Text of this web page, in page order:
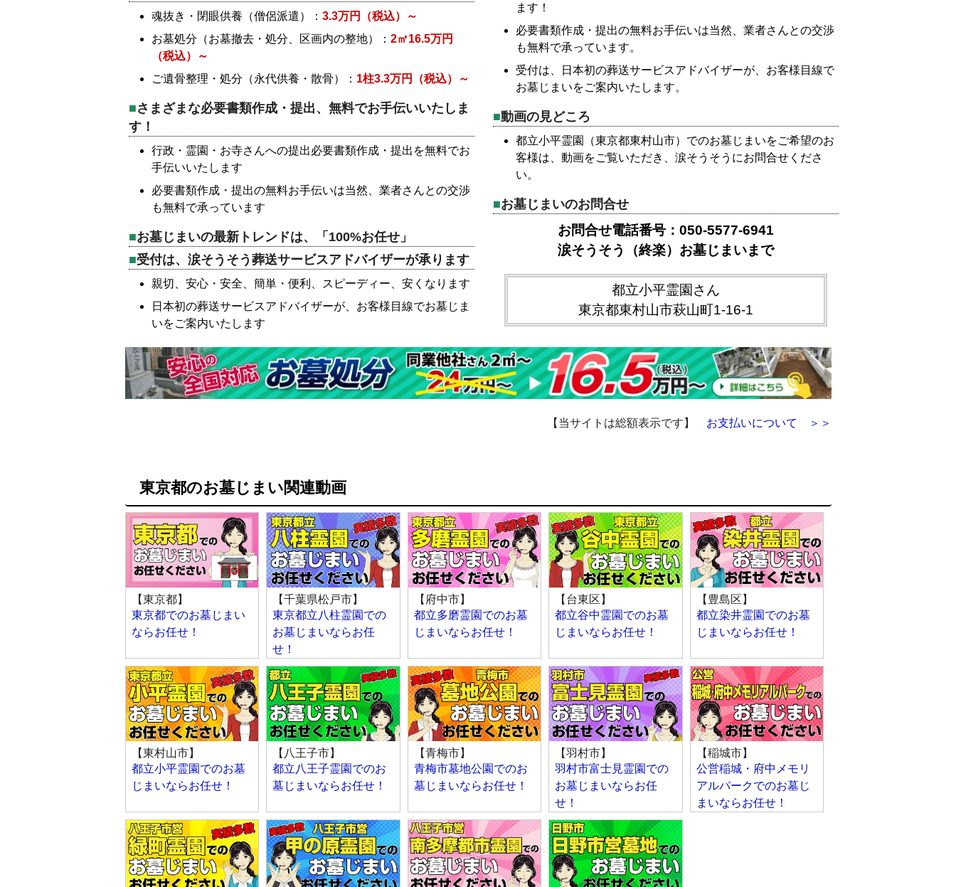
魂抜き・閉眼供養（僧侶派遣）：3.3万円（税込）～
お墓処分（お墓撤去・処分、区画内の整地）：2㎡16.5万円
（税込）～
ご遺骨整理・処分（永代供養・散骨）： 1柱3.3万円（税込）～
さまざまな必要書類作成・提出、無料でお手伝いいたしま
す！
行政・霊園・お寺さんへの提出必要書類作成・提出を無料でお
手伝いいたします
必要書類作成・提出の無料お手伝いは当然、業者さんとの交渉
も無料で承っています
お墓じまいの最新トレンドは、「100%お任せ」
受付は、涙そうそう葬送サービスアドバイザーが承ります
親切、安心・安全、簡単・便利、スピーディー、安くなります
日本初の葬送サービスアドバイザーが、お客様目線でお墓じま
いをご案内いたします
ます！
必要書類作成・提出の無料お手伝いは当然、業者さんとの交渉
も無料で承っています。
受付は、日本初の葬送サービスアドバイザーが、お客様目線で
お墓じまいをご案内いたします。
動画の見どころ
都立小平霊園（東京都東村山市）でのお墓じまいをご希望のお
客様は、動画をご覧いただき、涙そうそうにお問合せくださ
い。
お墓じまいのお問合せ
お問合せ電話番号：050-5577-6941
涙そうそう（終楽）お墓じまいまで
都立小平霊園さん
東京都東村山市萩山町1-16-1
【当サイトは総額表示です】 お支払いについて ＞＞
東京都のお墓じまい関連動画
【東京都】
東京都でのお墓じまい
ならお任せ！
【千葉県松戸市】
東京都立八柱霊園での
お墓じまいならお任
せ！
【府中市】
都立多磨霊園でのお墓
じまいならお任せ！
【台東区】
都立谷中霊園でのお墓
じまいならお任せ！
【豊島区】
都立染井霊園でのお墓
じまいならお任せ！
【東村山市】
都立小平霊園でのお墓
じまいならお任せ！
【八王子市】
都立八王子霊園でのお
墓じまいならお任せ！
【青梅市】
青梅市墓地公園でのお
墓じまいならお任せ！
【羽村市】
羽村市富士見霊園での
お墓じまいならお任
せ！
【稲城市】
公営稲城・府中メモリ
アルパークでのお墓じ
まいならお任せ！